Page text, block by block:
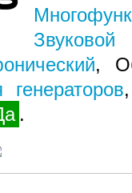
,
.